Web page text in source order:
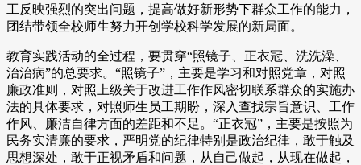
工反映强烈的突出问题，提高做好新形势下群众工作的能力，
团结带领全校师生努力开创学校科学发展的新局面。
教育实践活动的全过程，要贯穿“照镜子、正衣冠、洗洗澡、
治治病”的总要求。“照镜子”，主要是学习和对照党章，对照
廉政准则，对照上级关于改进工作作风密切联系群众的实施办
法的具体要求，对照师生员工期盼，深入查找宗旨意识、工作
作风、廉洁自律方面的差距和不足。“正衣冠”，主要是按照为
民务实清廉的要求，严明党的纪律特别是政治纪律，敢于触及
思想深处，敢于正视矛盾和问题，从自己做起，从现在做起，